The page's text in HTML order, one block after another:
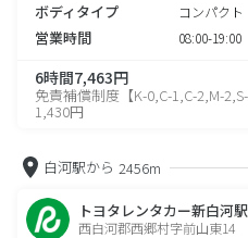
ボディタイプ コンパクト
営業時間 08:00-19:00
6時間7,463円
免責補償制度【K-0,C-1,C-2,M-2,S-
1,430円
白河駅から 2456m
トヨタレンタカー新白河
西白河郡西郷村字前山東14